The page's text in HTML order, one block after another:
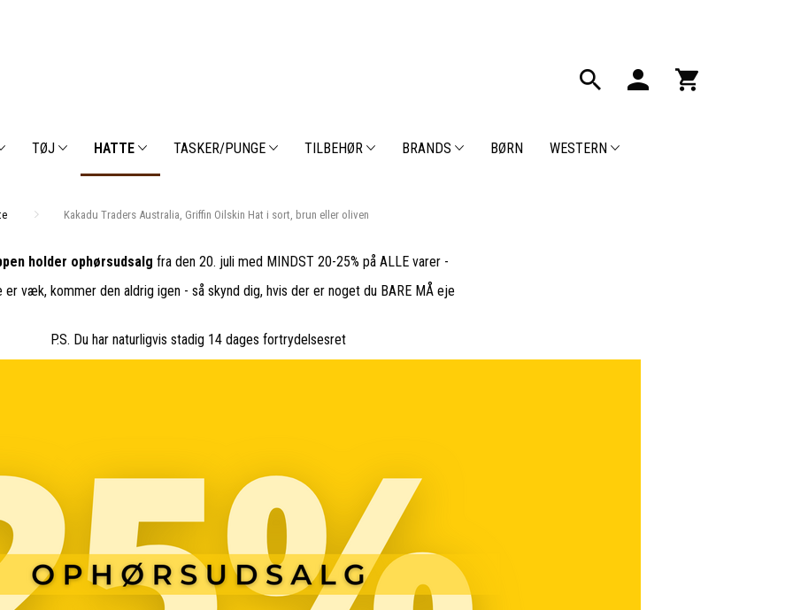
TØJ HATTE TASKER/PUNGE TILBEHØR BRANDS BØRN WESTERN
Kakadu Traders Australia, Griffin Oilskin Hat i sort, brun eller oliven
holder ophørsudsalg fra den 20. juli med MINDST 20-25% på ALLE varer -
er væk, kommer den aldrig igen - så skynd dig, hvis der er noget du BARE MÅ eje
P.S. Du har naturligvis stadig 14 dages fortrydelsesret